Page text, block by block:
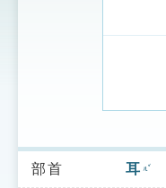
索引選單
部首 耳 ㄦˇ